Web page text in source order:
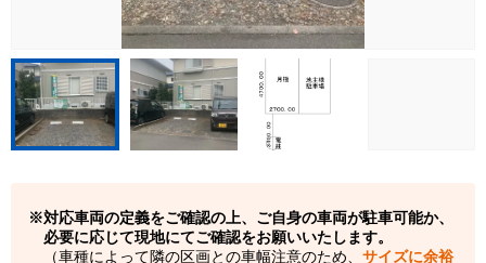
対応車両の定義をご確認の上、ご自身の車両が駐車可能か、
必要に応じて現地にてご確認をお願いいたします。
（車種によって隣の区画との車幅注意のため、 サイズに余裕